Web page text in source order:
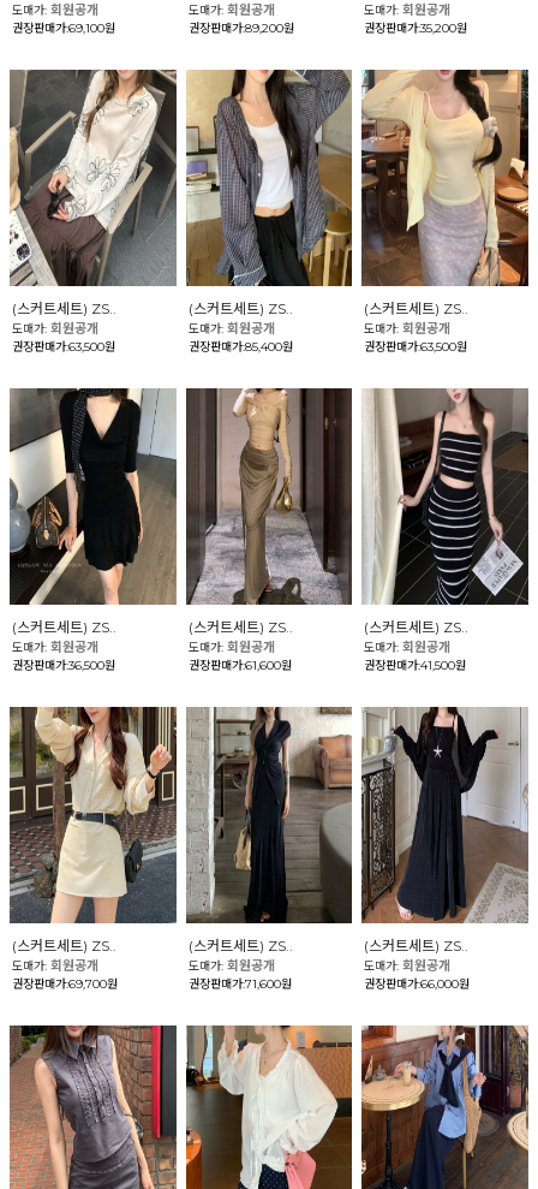
도매가: 회원공개
권장판매가:69,100원
도매가: 회원공개
권장판매가:89,200원
도매가:회원공개
권장판매가:35,200원
(스커트세트) ZS..
도매가: 회원공개
권장판매가:63,500원
(스커트세트) ZS..
도매가: 회원공개
권장판매가:85,400원
(스커트세트) ZS..
도매가:회원공개
권장판매가:63,500원
(스커트세트) ZS..
도매가: 회원공개
권장판매가:36,500원
(스커트세트) ZS..
도매가: 회원공개
권장판매가:61,600원
(스커트세트) ZS..
도매가:회원공개
권장판매가:41,500원
(스커트세트) ZS..
도매가: 회원공개
권장판매가:69,700원
(스커트세트) ZS..
도매가: 회원공개
권장판매가:71,600원
(스커트세트) ZS..
도매가:회원공개
권장판매가:66,000원